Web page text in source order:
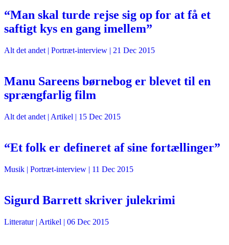
“Man skal turde rejse sig op for at få et
saftigt kys en gang imellem”
Alt det andet | Portræt-interview | 21 Dec 2015
Manu Sareens børnebog er blevet til en
sprængfarlig film
Alt det andet | Artikel | 15 Dec 2015
“Et folk er defineret af sine fortællinger”
Musik | Portræt-interview | 11 Dec 2015
Sigurd Barrett skriver julekrimi
Litteratur| Artikel | 06 Dec 2015